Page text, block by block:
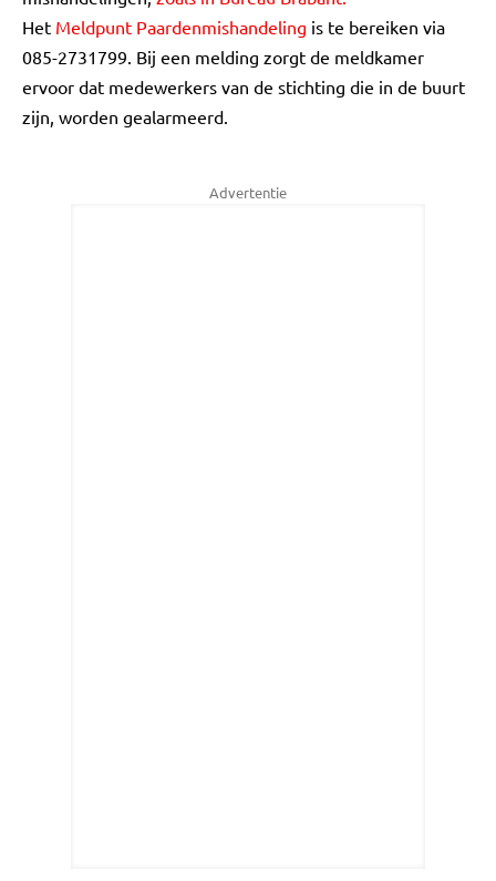
Het Meldpunt Paardenmishandeling is te bereiken via
085-2731799. Bij een melding zorgt de meldkamer
ervoor dat medewerkers van de stichting die in de buurt
zijn, worden gealarmeerd.
Advertentie